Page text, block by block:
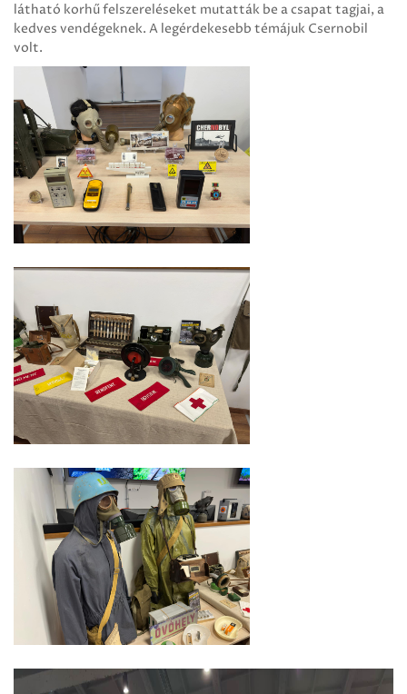
látható korhű felszereléseket mutatták be a csapat tagjai, a
kedves vendégeknek. A legérdekesebb témájuk Csernobil
volt.